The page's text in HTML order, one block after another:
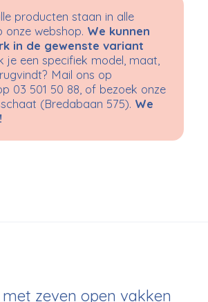
producten staan in alle
onze webshop. We kunnen
in de gewenste variant
je een specifiek model, maat,
Mail ons op
03 501 50 88, of bezoek onze
(Bredabaan 575). We
zeven open vakken